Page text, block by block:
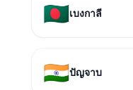
🇧🇩เบงกาลี
🇮🇳ปัญจาบ